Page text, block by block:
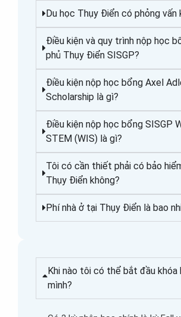
Du học Thụy Điển có phỏng vấn
Điều kiện và quy trình nộp học
phủ Thụy Điển SISGP?
Điều kiện nộp học bổng Axel
Scholarship là gì?
Điều kiện nộp học bổng SISGP
STEM (WIS) là gì?
Tôi có cần thiết phải có bảo
Thụy Điển không?
Phí nhà ở tại Thụy Điển là bao
Khi nào tôi có thể bắt đầu khóa
mình?